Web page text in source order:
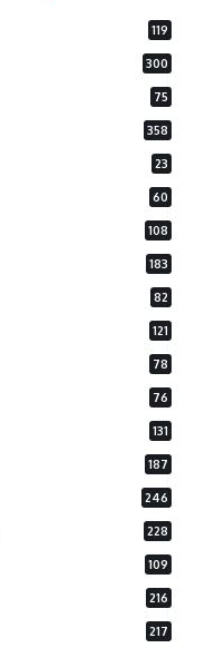
119
300
75
358
23
60
108
183
82
121
78
76
131
187
246
228
109
216
217